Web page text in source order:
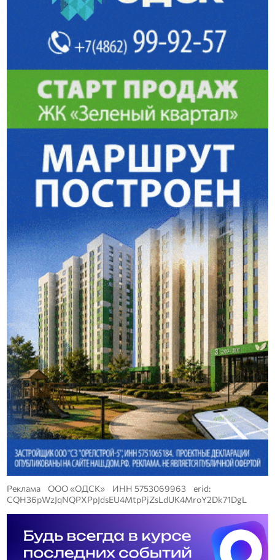
Реклама ООО «ОДСК» ИНН 5753069963 erid:
CQH36pWzJqNQPXPpJdsEU4MtpPjZsLdUK4MroY2Dk71DgL